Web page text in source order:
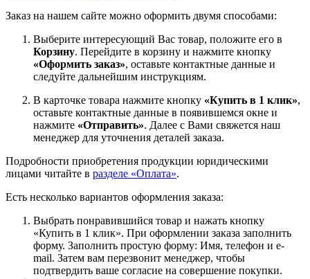
Заказ на нашем сайте можно оформить двумя способами:
Выберите интересующий Вас товар, положите его в
Корзину. Перейдите в корзину и нажмите кнопку
«Оформить заказ», оставьте контактные данные и
следуйте дальнейшим инструкциям.
В карточке товара нажмите кнопку «Купить в 1 клик»,
оставьте контактные данные в появившемся окне и
нажмите «Отправить». Далее с Вами свяжется наш
менеджер для уточнения деталей заказа.
Подробности приобретения продукции юридическими
лицами читайте в разделе «Оплата».
Есть несколько вариантов оформления заказа:
Выбрать понравившийся товар и нажать кнопку
«Купить в 1 клик». При оформлении заказа заполнить
форму. Заполнить простую форму: Имя, телефон и e-
mail. Затем вам перезвонит менеджер, чтобы
подтвердить ваше согласие на совершение покупки.